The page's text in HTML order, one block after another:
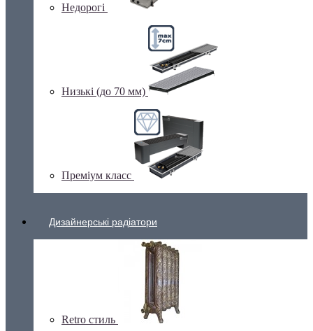
Недорогі
Низькі (до 70 мм)
Преміум класс
Дизайнерські радіатори
Retro стиль